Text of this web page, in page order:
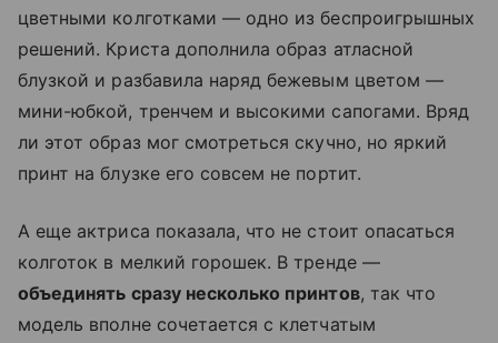
цветными колготками — одно из беспроигрышных
решений. Криста дополнила образ атласной
блузкой и разбавила наряд бежевым цветом —
мини-юбкой, тренчем и высокими сапогами. Вряд
ли этот образ мог смотреться скучно, но яркий
принт на блузке его совсем не портит.
А еще актриса показала, что не стоит опасаться
колготок в мелкий горошек. В тренде —
объединять сразу несколько принтов, так что
модель вполне сочетается с клетчатым